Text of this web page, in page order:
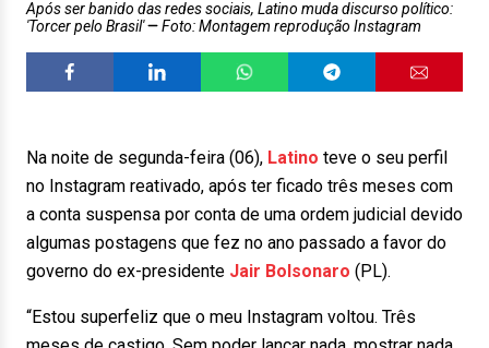
Após ser banido das redes sociais, Latino muda discurso político:
'Torcer pelo Brasil'
Foto: Montagem reprodução Instagram
Na noite de segunda-feira (06), Latino teve o seu perfil
no Instagram reativado, após ter ficado três meses com
a conta suspensa por conta de uma ordem judicial devido
algumas postagens que fez no ano passado a favor do
governo do ex-presidente Jair Bolsonaro (PL).
“Estou superfeliz que o meu Instagram voltou. Três